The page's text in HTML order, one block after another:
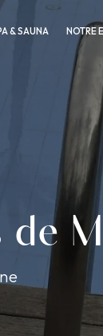
& SAUNA NOTRE
de